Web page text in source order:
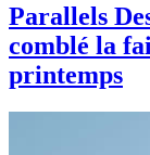
Parallels
comblé la
printemps